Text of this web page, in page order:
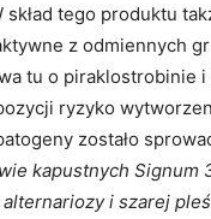
skład tego produktu
z odmiennych
tu o piraklostrobinie i
ryzyko
zostało
kapustnych Signum
i szarej